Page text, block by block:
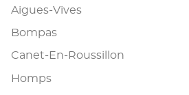
Aigues-Vives
Bompas
Canet-En-Roussillon
Homps